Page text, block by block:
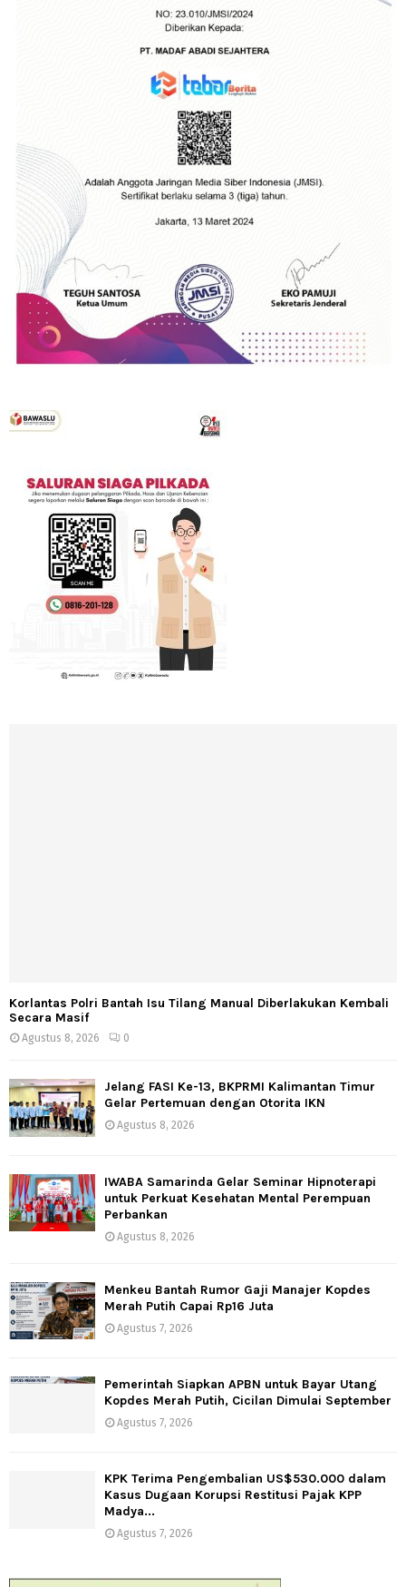
Korlantas Polri Bantah Isu Tilang Manual Diberlakukan Kembali
Secara Masif
Agustus 8, 2026 0
Jelang FASI Ke-13, BKPRMI Kalimantan Timur
Gelar Pertemuan dengan Otorita IKN
Agustus 8, 2026
IWABA Samarinda Gelar Seminar Hipnoterapi
untuk Perkuat Kesehatan Mental Perempuan
Perbankan
Agustus 8, 2026
Menkeu Bantah Rumor Gaji Manajer Kopdes
Merah Putih Capai Rp16 Juta
Agustus 7, 2026
Pemerintah Siapkan APBN untuk Bayar Utang
Kopdes Merah Putih, Cicilan Dimulai September
Agustus 7, 2026
KPK Terima Pengembalian US$530.000 dalam
Kasus Dugaan Korupsi Restitusi Pajak KPP
Madya...
Agustus 7, 2026